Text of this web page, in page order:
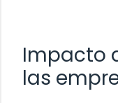
Impacto
las